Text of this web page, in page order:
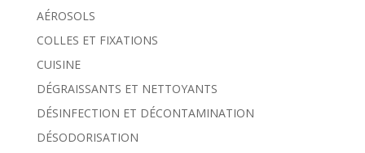
AÉROSOLS
COLLES ET FIXATIONS
CUISINE
DÉGRAISSANTS ET NETTOYANTS
DÉSINFECTION ET DÉCONTAMINATION
DÉSODORISATION